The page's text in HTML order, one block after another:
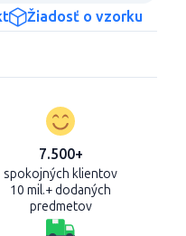
Žiadosť o vzorku
7.500+
spokojných klientov
10 mil.+ dodaných
predmetov